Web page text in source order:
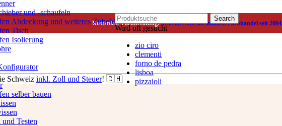
Kostenlose Fachberatung:0159 064 592 58Pizzaofen Fachhandel seit 2004
und -schaufeln
Abdeckung und weiteres Zubehör
Tisch
Isolierung
selber bauen
Testen
Search
Wird oft gesucht
zio ciro
clementi
forno de pedra
lisboa
pizzaioli
Schweiz inkl. Zoll und Steuer! 🇨🇭